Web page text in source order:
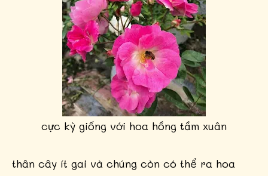
cực kỳ giống với hoa hồng tầm xuân
thân cây ít gai và chúng còn có thể ra hoa